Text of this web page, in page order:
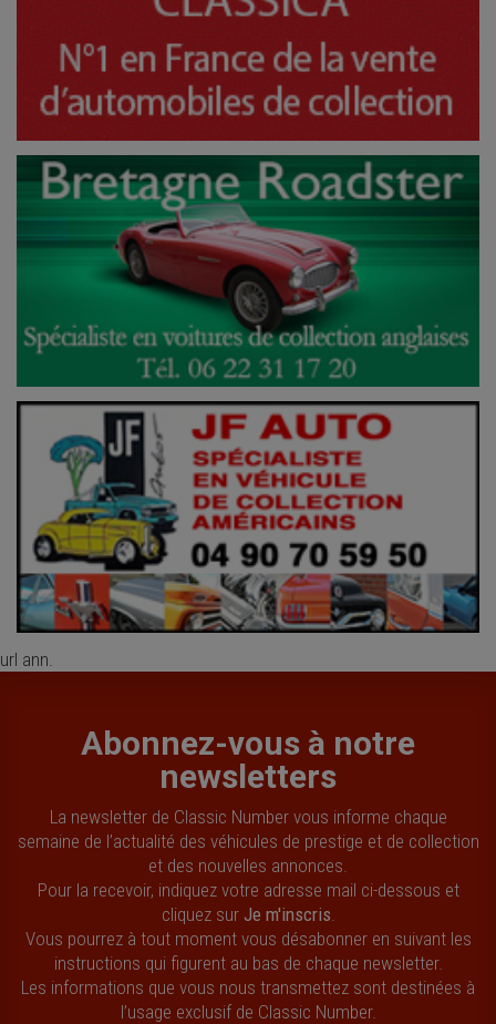
url ann.
Abonnez-vous à notre
newsletters
La newsletter de Classic Number vous informe chaque
semaine de l’actualité des véhicules de prestige et de collection
et des nouvelles annonces.
Pour la recevoir, indiquez votre adresse mail ci-dessous et
cliquez sur Je m'inscris
Vous pourrez à tout moment vous désabonner en suivant les
instructions qui figurent au bas de chaque newsletter.
Les informations que vous nous transmettez sont destinées à
l’usage exclusif de Classic Number.